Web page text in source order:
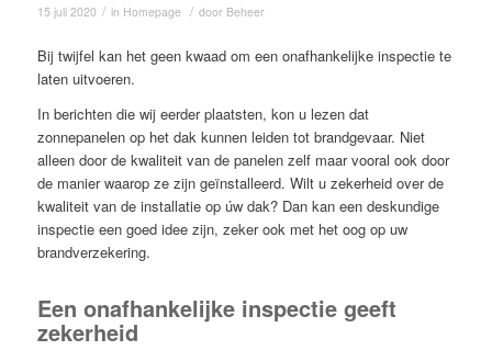
15 juli 2020 / in Homepage / door Beheer
Bij twijfel kan het geen kwaad om een onafhankelijke inspectie te
laten uitvoeren.
In berichten die wij eerder plaatsten, kon u lezen dat
zonnepanelen op het dak kunnen leiden tot brandgevaar. Niet
alleen door de kwaliteit van de panelen zelf maar vooral ook door
de manier waarop ze zijn geïnstalleerd. Wilt u zekerheid over de
kwaliteit van de installatie op úw dak? Dan kan een deskundige
inspectie een goed idee zijn, zeker ook met het oog op uw
brandverzekering.
Een onafhankelijke inspectie geeft
zekerheid